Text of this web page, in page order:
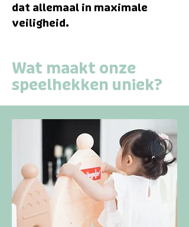
dat allemaal in maximale
veiligheid.
Wat maakt onze
speelhekken uniek?